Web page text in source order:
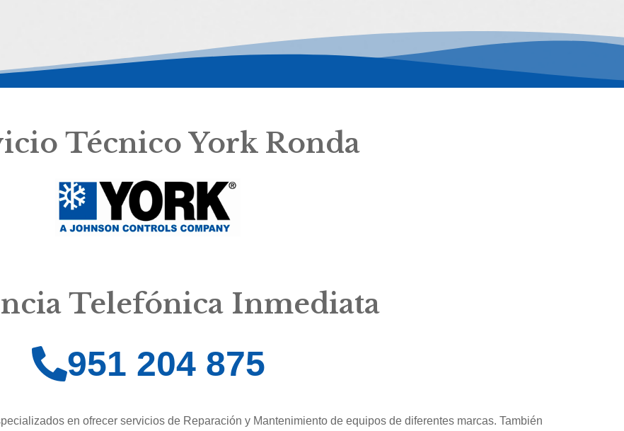
Técnico York Ronda
Telefónica Inmediata
951 204 875
en ofrecer servicios de Reparación y Mantenimiento de equipos de diferentes marcas. También